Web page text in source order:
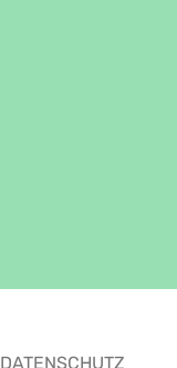
DATENSCHUTZ